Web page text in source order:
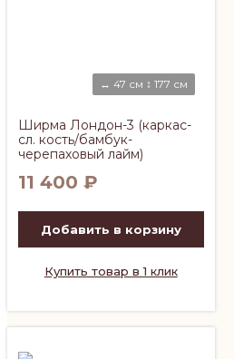
↔ 47 см ↕ 177 см
Ширма Лондон-3 (каркас-
сл. кость/бамбук-
черепаховый лайм)
11 400 ₽
Добавить в корзину
Купить товар в 1 клик